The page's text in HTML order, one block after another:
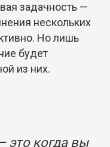
задачность —
нескольких
Но лишь
будет
из них.
это когда вы